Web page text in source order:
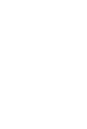
— 1785KB:
— 2099KB: